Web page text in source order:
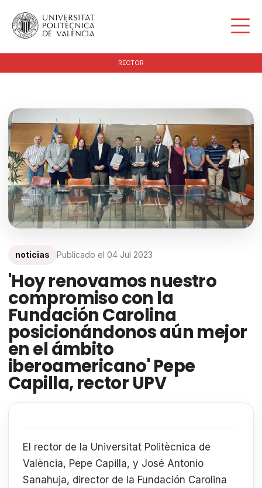
RECTOR
noticias Publicado el 04 Jul 2023
'Hoy renovamos nuestro
compromiso con la
Fundación Carolina
posicionándonos aún mejor
en el ámbito
iberoamericano' Pepe
Capilla, rector UPV
El rector de la Universitat Politècnica de
València, Pepe Capilla, y José Antonio
Sanahuja, director de la Fundación Carolina